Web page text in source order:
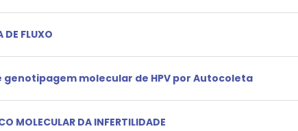
DE FLUXO
genotipagem molecular de HPV por Autocoleta
MOLECULAR DA INFERTILIDADE